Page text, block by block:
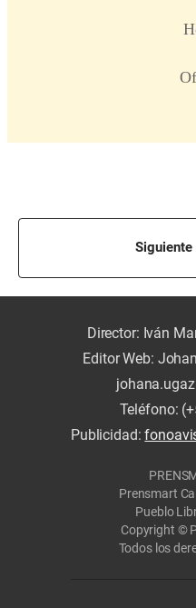
Director: Iván
Editor Web:
Teléfono:
Publicidad:
Prensmart
Pueblo
Copyright ©
Todos los